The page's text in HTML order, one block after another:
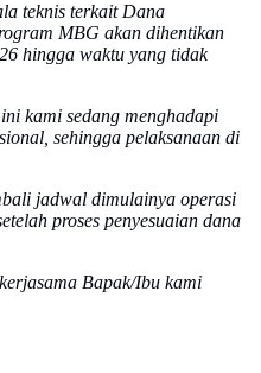
teknis terkait Dana
MBG akan dihentikan
hingga waktu yang tidak
kami sedang menghadapi
sehingga pelaksanaan di
jadwal dimulainya operasi
proses penyesuaian dana
Bapak/Ibu kami